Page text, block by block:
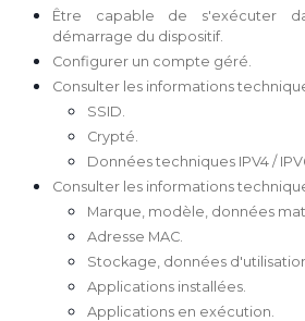
Être capable de s'exécuter
démarrage du dispositif.
Configurer un compte géré.
Consulter les informations
SSID.
Crypté.
Données techniques IPV4 /
Consulter les informations
Marque, modèle, données
Adresse MAC.
Stockage, données
Applications installées.
Applications en exécution.